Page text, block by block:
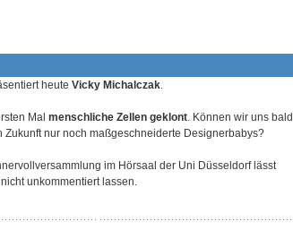
heute Vicky Michalczak.
Mal menschliche Zellen geklont. Können wir uns bald
nur noch maßgeschneiderte Designerbabys?
im Hörsaal der Uni Düsseldorf lässt
unkommentiert lassen.